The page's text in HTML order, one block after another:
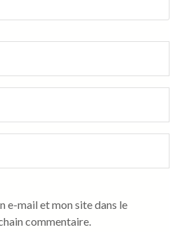
e-mail et mon site dans le
commentaire.